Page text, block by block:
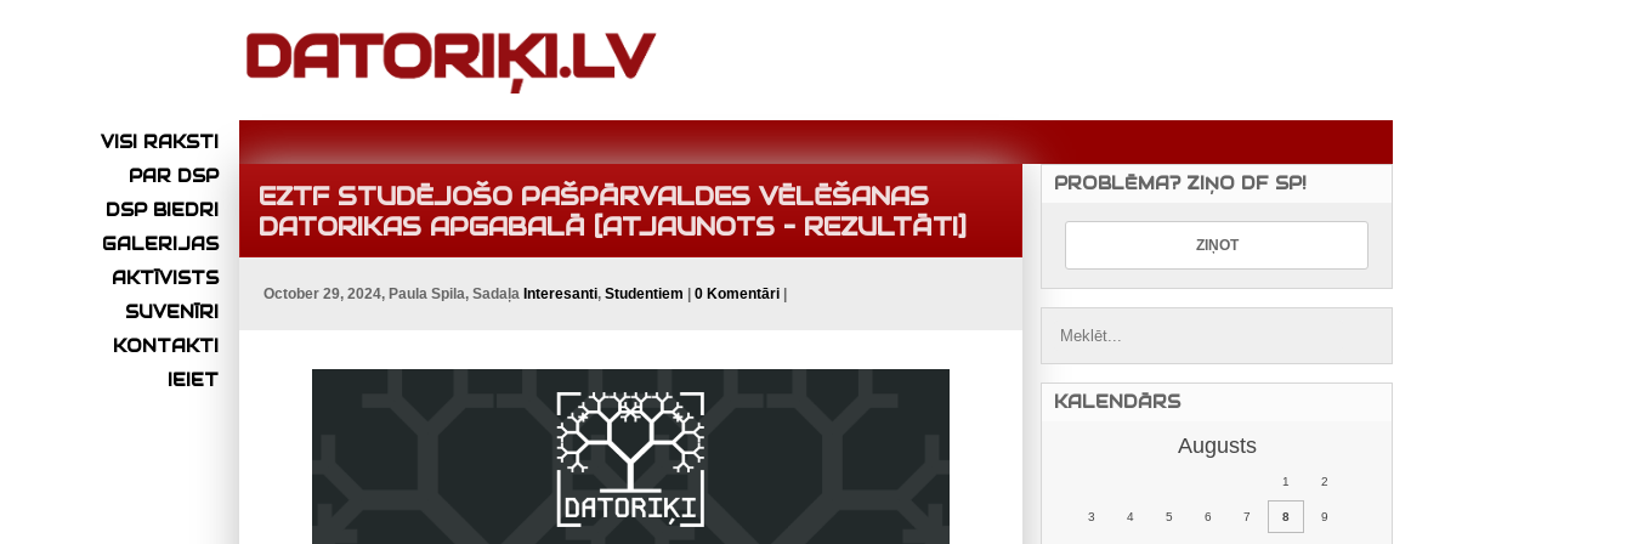
VISI RAKSTI
PAR DSP
DSP BIEDRI
GALERIJAS
AKTĪVISTS
SUVENĪRI
KONTAKTI
IEIET
EZTF STUDĒJOŠO PAŠPĀRVALDES VĒLĒŠANAS
DATORIKAS APGABALĀ [ATJAUNOTS – REZULTĀTI]
October 29, 2024, Paula Spila, Sadaļa Interesanti, Studentiem 0 Komentāri
PROBLĒMA? ZIŅO DF SP!
KALENDĀRS
Augusts
1 2
3 4 5 6 7 8 9